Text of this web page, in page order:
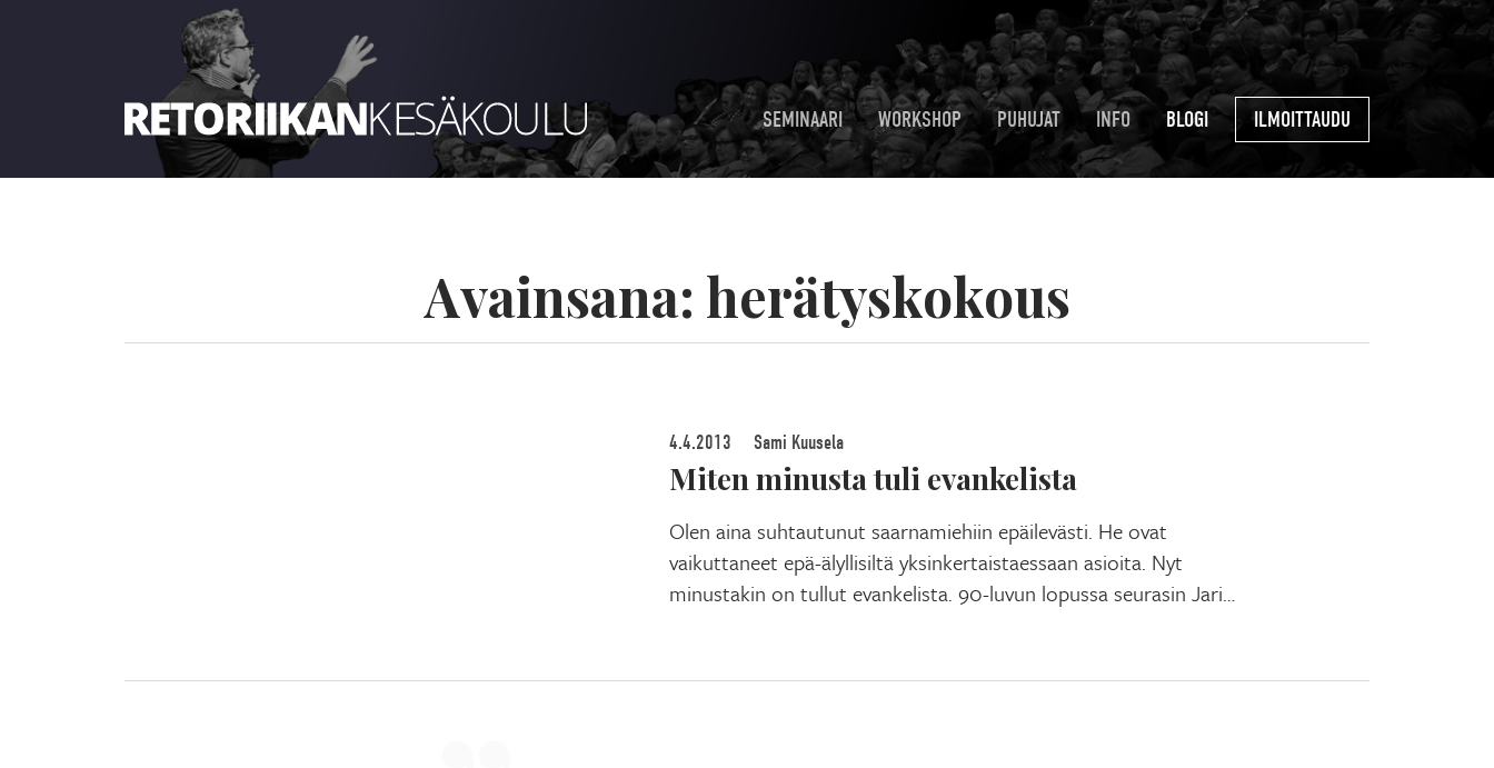
SEMINAARI WORKSHOP PUHUJAT INFO BLOGI ILMOITTAUDU
Avainsana: herätyskokous
4.4.2013 Sami Kuusela
Miten minusta tuli evankelista
Olen aina suhtautunut saarnamiehiin epäilevästi. He ovat
vaikuttaneet epä-älyllisiltä yksinkertaistaessaan asioita. Nyt
minustakin on tullut evankelista. 90-luvun lopussa seurasin Jari…